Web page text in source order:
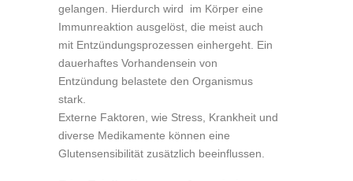
gelangen. Hierdurch wird im Körper eine
Immunreaktion ausgelöst, die meist auch
mit Entzündungsprozessen einhergeht. Ein
dauerhaftes Vorhandensein von
Entzündung belastete den Organismus
stark.
Externe Faktoren, wie Stress, Krankheit und
diverse Medikamente können eine
Glutensensibilität zusätzlich beeinflussen.